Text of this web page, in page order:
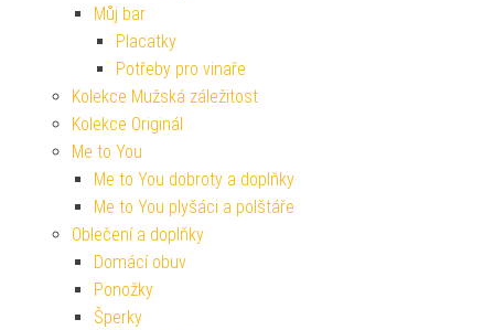
Můj bar
Placatky
Potřeby pro vinaře
Kolekce Mužská záležitost
Kolekce Originál
Me to You
Me to You dobroty a doplňky
Me to You plyšáci a polštáře
Oblečení a doplňky
Domácí obuv
Ponožky
Šperky